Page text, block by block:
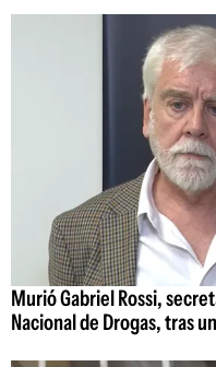
Murió Gabriel Rossi,
Nacional de Drogas, tras